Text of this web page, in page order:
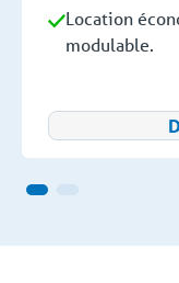
Location
modulable.